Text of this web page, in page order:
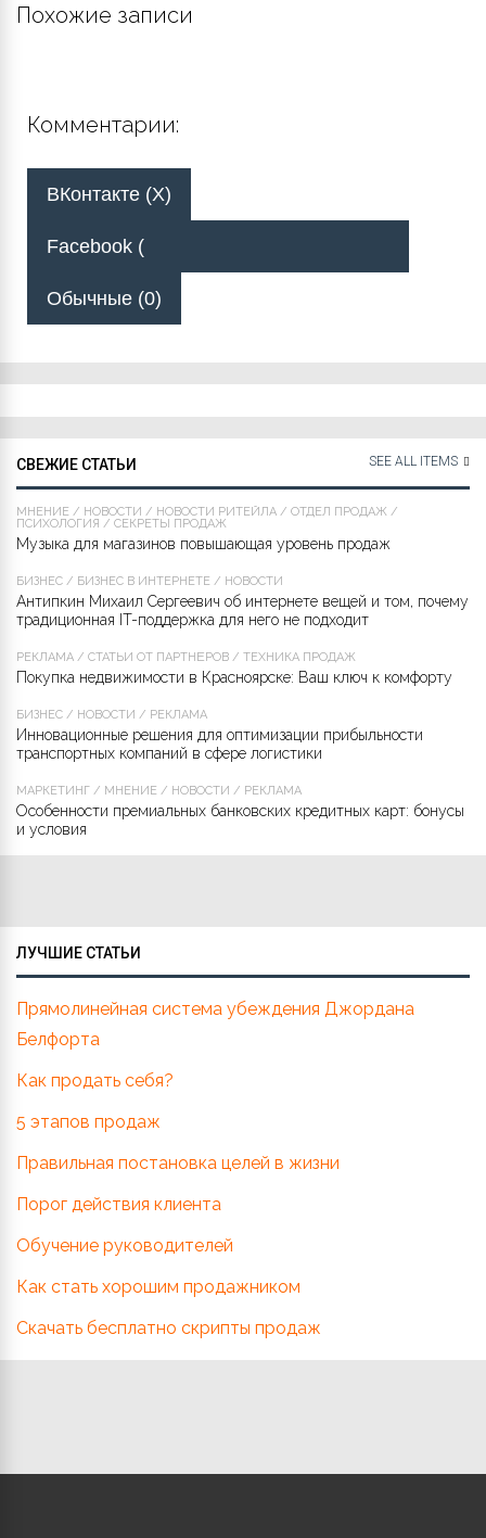
Похожие записи
Комментарии:
ВКонтакте (X)
Facebook (
Обычные (0)
СВЕЖИЕ СТАТЬИ SEE ALL ITEMS
МНЕНИЕ / НОВОСТИ / НОВОСТИ РИТЕЙЛА / ОТДЕЛ ПРОДАЖ /
ПСИХОЛОГИЯ / СЕКРЕТЫ ПРОДАЖ
Музыка для магазинов повышающая уровень продаж
БИЗНЕС / БИЗНЕС В ИНТЕРНЕТЕ / НОВОСТИ
Антипкин Михаил Сергеевич об интернете вещей и том, почему
традиционная IT-поддержка для него не подходит
РЕКЛАМА / СТАТЬИ ОТ ПАРТНЁРОВ / ТЕХНИКА ПРОДАЖ
Покупка недвижимости в Красноярске: Ваш ключ к комфорту
БИЗНЕС / НОВОСТИ / РЕКЛАМА
Инновационные решения для оптимизации прибыльности
транспортных компаний в сфере логистики
МАРКЕТИНГ / МНЕНИЕ / НОВОСТИ / РЕКЛАМА
Особенности премиальных банковских кредитных карт: бонусы
и условия
ЛУЧШИЕ СТАТЬИ
Прямолинейная система убеждения Джордана
Белфорта
Как продать себя?
5 этапов продаж
Правильная постановка целей в жизни
Порог действия клиента
Обучение руководителей
Как стать хорошим продажником
Скачать бесплатно скрипты продаж